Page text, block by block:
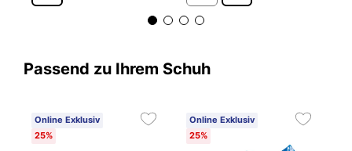
Passend zu Ihrem Schuh
Online Exklusiv
25%
Online Exklusiv
25%